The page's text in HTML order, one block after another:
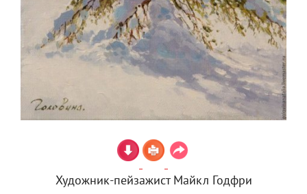
Художник-пейзажист Майкл Годфри